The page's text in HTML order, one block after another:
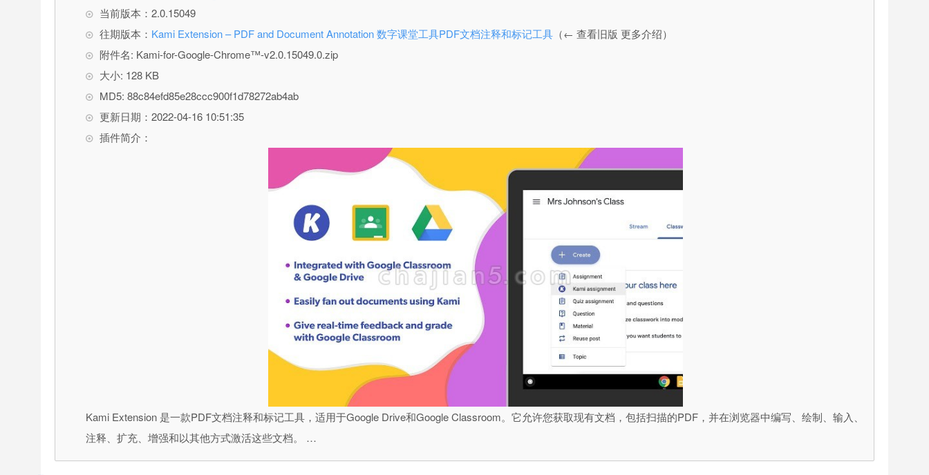
当前版本：2.0.15049
往期版本： Kami Extension – PDF and Document Annotation 数字课堂工具PDF文档注释和标记工具 （← 查看旧版 更多介绍）
附件名: Kami-for-Google-Chrome™-v2.0.15049.0.zip
大小: 128 KB
MD5: 88c84efd85e28ccc900f1d78272ab4ab
更新日期：2022-04-16 10:51:35
插件简介：
Kami Extension 是一款PDF文档注释和标记工具，适用于Google Drive和Google Classroom。它允许您获取现有文档，包括扫描的PDF，并在浏览器中编写、绘制、输入、
注释、扩充、增强和以其他方式激活这些文档。 …